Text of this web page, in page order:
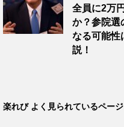
全員に2万
か？参院選
なる可能性
説！
楽れび よく見られているページ